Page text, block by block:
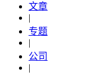
文章
|
专题
|
公司
|